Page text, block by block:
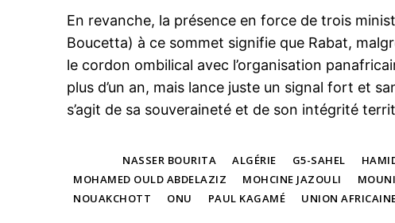
En revanche, la présence en force de trois
Boucetta) à ce sommet signifie que Rabat,
le cordon ombilical avec l’organisation
plus d’un an, mais lance juste un signal fort et
s’agit de sa souveraineté et de son intégrité
NASSER BOURITA ALGÉRIE G5-SAHEL
MOHAMED OULD ABDELAZIZ
MOHCINE JAZOULI
NOUAKCHOTT
ONU PAUL KAGAMÉ UNION